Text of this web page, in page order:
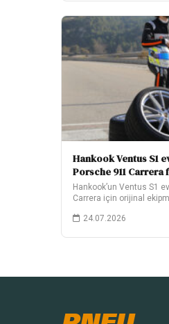
Hankook Ventus S1
Porsche 911
Hankook’un Ventus S1
Carrera için orijinal
24.07.2026